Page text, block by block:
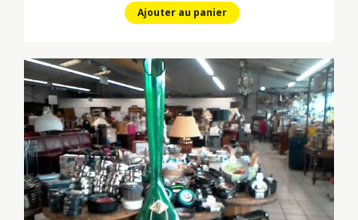
Ajouter au panier